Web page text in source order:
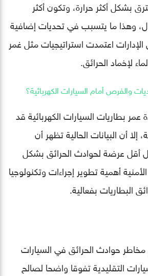
بشكل أكثر حرارة، وتكون أكثر
وهذا ما يتسبب في تحديات إضافية
اعتمدت استراتيجيات مثل غمر
لإخماد الحرائق.
والفرص أمام السيارات الكهربائية؟
بطاريات السيارات الكهربائية قد
أن البيانات الحالية تظهر أن
أقل عرضة لحوادث الحرائق بشكل
أهمية تطوير إجراءات وتكنولوجيا
البطاريات بفعالية.
مخاطر حوادث الحرائق في السيارات
التقليدية تفوقا واضحا لصالح